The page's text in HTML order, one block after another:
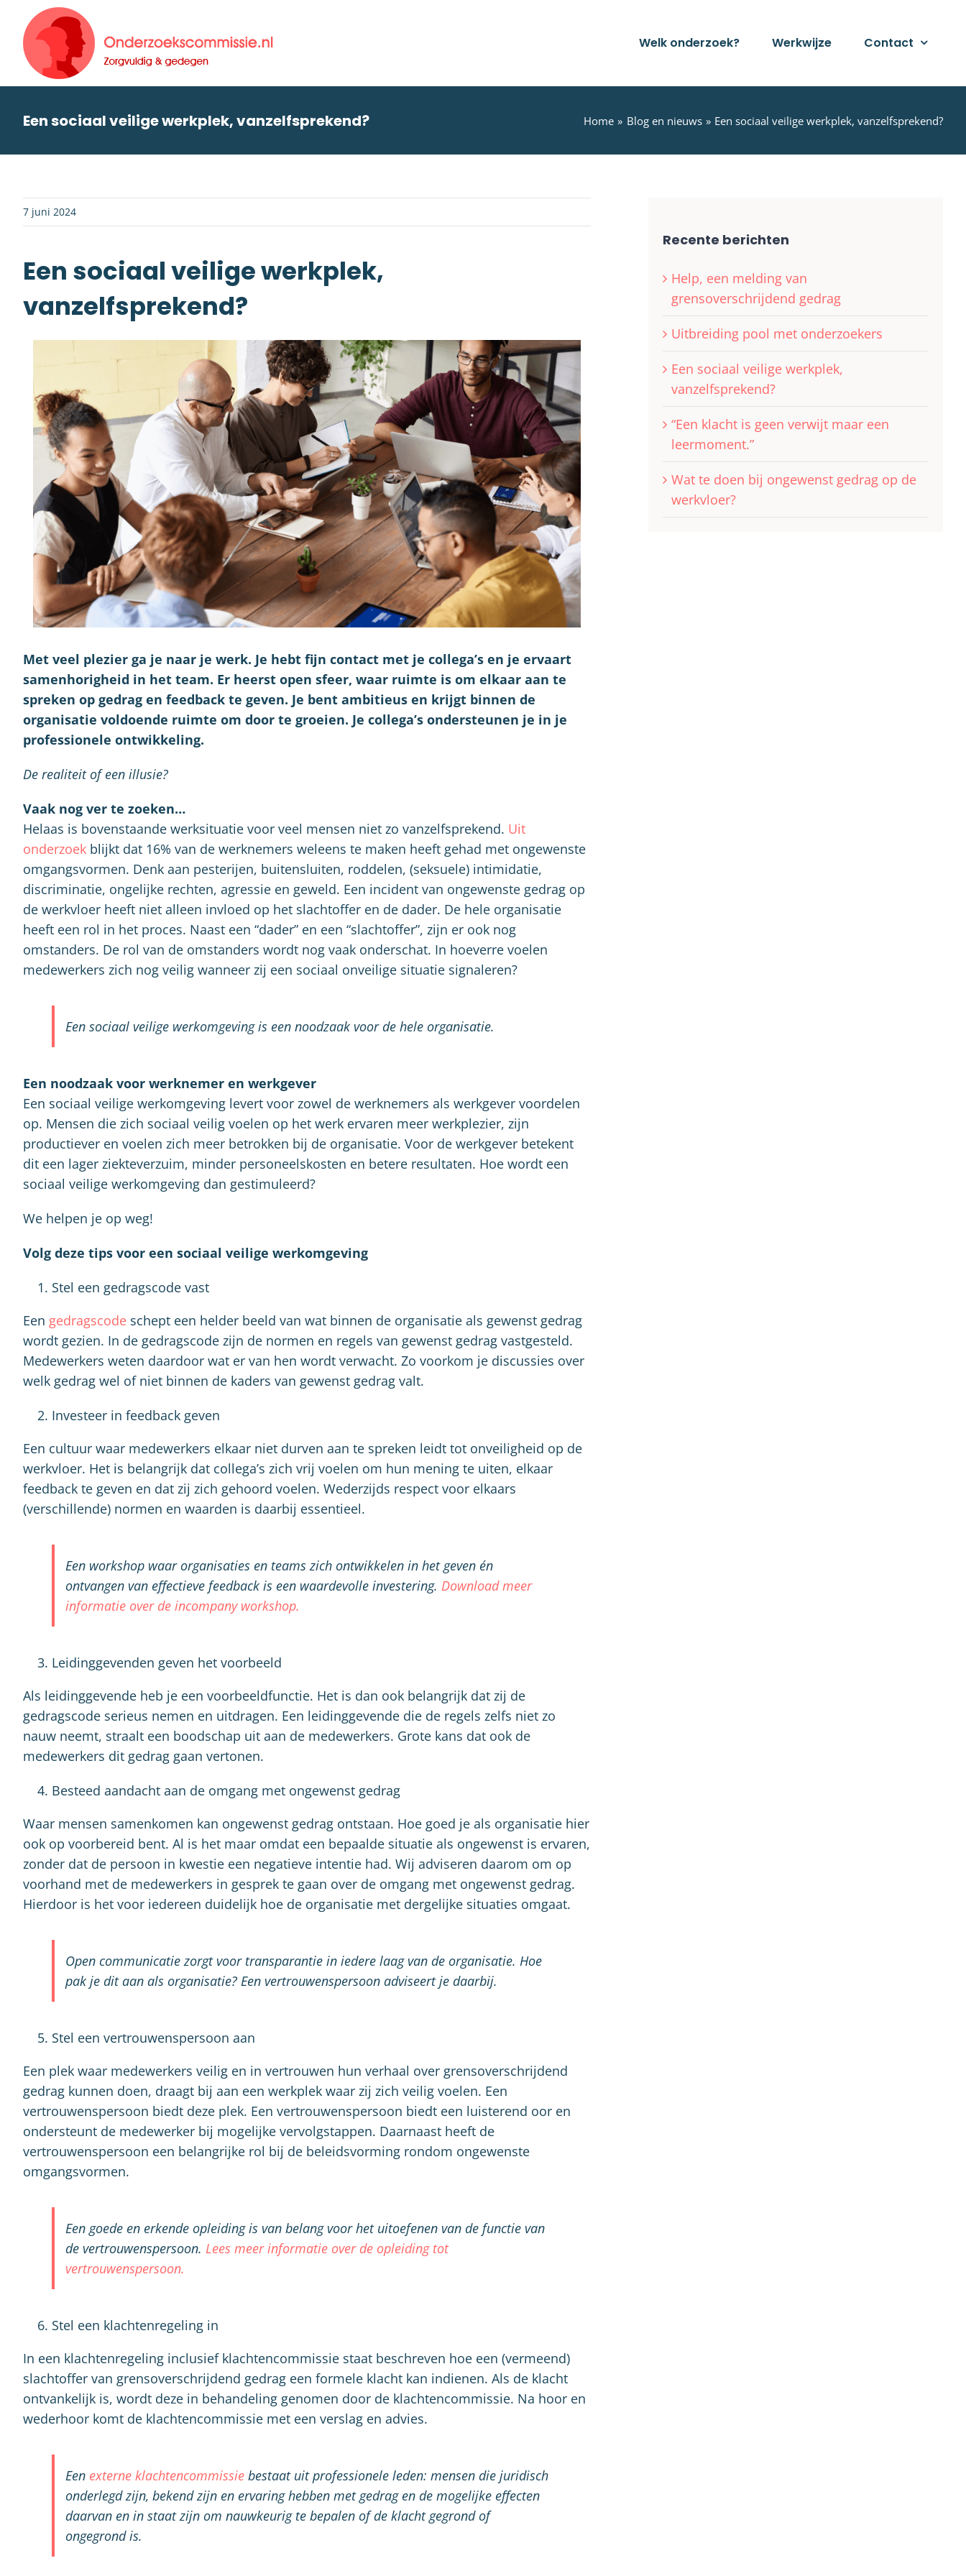
content
Welk onderzoek? Werkwijze Contact
Een sociaal veilige werkplek, vanzelfsprekend? Home Blog en nieuws Een sociaal veilige werkplek, vanzelfsprekend?
7 juni 2024
Een sociaal veilige werkplek,
vanzelfsprekend?
Met veel plezier ga je naar je werk. Je hebt fijn contact met je collega’s en je ervaart
samenhorigheid in het team. Er heerst open sfeer, waar ruimte is om elkaar aan te
spreken op gedrag en feedback te geven. Je bent ambitieus en krijgt binnen de
organisatie voldoende ruimte om door te groeien. Je collega’s ondersteunen je in je
professionele ontwikkeling.
De realiteit of een illusie?
Vaak nog ver te zoeken…
Helaas is bovenstaande werksituatie voor veel mensen niet zo vanzelfsprekend. Uit
onderzoek blijkt dat 16% van de werknemers weleens te maken heeft gehad met ongewenste
omgangsvormen. Denk aan pesterijen, buitensluiten, roddelen, (seksuele) intimidatie,
discriminatie, ongelijke rechten, agressie en geweld. Een incident van ongewenste gedrag op
de werkvloer heeft niet alleen invloed op het slachtoffer en de dader. De hele organisatie
heeft een rol in het proces. Naast een “dader” en een “slachtoffer”, zijn er ook nog
omstanders. De rol van de omstanders wordt nog vaak onderschat. In hoeverre voelen
medewerkers zich nog veilig wanneer zij een sociaal onveilige situatie signaleren?
Een sociaal veilige werkomgeving is een noodzaak voor de hele organisatie.
Een noodzaak voor werknemer en werkgever
Een sociaal veilige werkomgeving levert voor zowel de werknemers als werkgever voordelen
op. Mensen die zich sociaal veilig voelen op het werk ervaren meer werkplezier, zijn
productiever en voelen zich meer betrokken bij de organisatie. Voor de werkgever betekent
dit een lager ziekteverzuim, minder personeelskosten en betere resultaten. Hoe wordt een
sociaal veilige werkomgeving dan gestimuleerd?
We helpen je op weg!
Volg deze tips voor een sociaal veilige werkomgeving
Stel een gedragscode vast
Een gedragscode schept een helder beeld van wat binnen de organisatie als gewenst gedrag
wordt gezien. In de gedragscode zijn de normen en regels van gewenst gedrag vastgesteld.
Medewerkers weten daardoor wat er van hen wordt verwacht. Zo voorkom je discussies over
welk gedrag wel of niet binnen de kaders van gewenst gedrag valt.
Investeer in feedback geven
Een cultuur waar medewerkers elkaar niet durven aan te spreken leidt tot onveiligheid op de
werkvloer. Het is belangrijk dat collega’s zich vrij voelen om hun mening te uiten, elkaar
feedback te geven en dat zij zich gehoord voelen. Wederzijds respect voor elkaars
(verschillende) normen en waarden is daarbij essentieel.
Een workshop waar organisaties en teams zich ontwikkelen in het geven én
ontvangen van effectieve feedback is een waardevolle investering. Download meer
informatie over de incompany workshop.
Leidinggevenden geven het voorbeeld
Als leidinggevende heb je een voorbeeldfunctie. Het is dan ook belangrijk dat zij de
gedragscode serieus nemen en uitdragen. Een leidinggevende die de regels zelfs niet zo
nauw neemt, straalt een boodschap uit aan de medewerkers. Grote kans dat ook de
medewerkers dit gedrag gaan vertonen.
Besteed aandacht aan de omgang met ongewenst gedrag
Waar mensen samenkomen kan ongewenst gedrag ontstaan. Hoe goed je als organisatie hier
ook op voorbereid bent. Al is het maar omdat een bepaalde situatie als ongewenst is ervaren,
zonder dat de persoon in kwestie een negatieve intentie had. Wij adviseren daarom om op
voorhand met de medewerkers in gesprek te gaan over de omgang met ongewenst gedrag.
Hierdoor is het voor iedereen duidelijk hoe de organisatie met dergelijke situaties omgaat.
Open communicatie zorgt voor transparantie in iedere laag van de organisatie. Hoe
pak je dit aan als organisatie? Een vertrouwenspersoon adviseert je daarbij.
Stel een vertrouwenspersoon aan
Een plek waar medewerkers veilig en in vertrouwen hun verhaal over grensoverschrijdend
gedrag kunnen doen, draagt bij aan een werkplek waar zij zich veilig voelen. Een
vertrouwenspersoon biedt deze plek. Een vertrouwenspersoon biedt een luisterend oor en
ondersteunt de medewerker bij mogelijke vervolgstappen. Daarnaast heeft de
vertrouwenspersoon een belangrijke rol bij de beleidsvorming rondom ongewenste
omgangsvormen.
Een goede en erkende opleiding is van belang voor het uitoefenen van de functie van
de vertrouwenspersoon. Lees meer informatie over de opleiding tot
vertrouwenspersoon.
Stel een klachtenregeling in
In een klachtenregeling inclusief klachtencommissie staat beschreven hoe een (vermeend)
slachtoffer van grensoverschrijdend gedrag een formele klacht kan indienen. Als de klacht
ontvankelijk is, wordt deze in behandeling genomen door de klachtencommissie. Na hoor en
wederhoor komt de klachtencommissie met een verslag en advies.
Een externe klachtencommissie bestaat uit professionele leden: mensen die juridisch
onderlegd zijn, bekend zijn en ervaring hebben met gedrag en de mogelijke effecten
daarvan en in staat zijn om nauwkeurig te bepalen of de klacht gegrond of
ongegrond is.
Recente berichten
Help, een melding van
grensoverschrijdend gedrag
Uitbreiding pool met onderzoekers
Een sociaal veilige werkplek,
vanzelfsprekend?
“Een klacht is geen verwijt maar een
leermoment.”
Wat te doen bij ongewenst gedrag op de
werkvloer?